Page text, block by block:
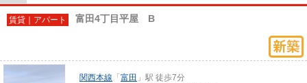
賃貸｜アパート 富田4丁目平屋 B
関西本線 「 富田 」駅 徒歩7分